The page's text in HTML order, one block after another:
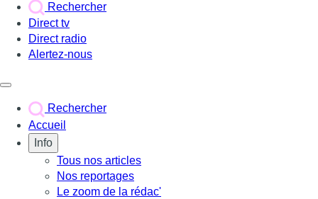
Rechercher
Direct tv
Direct radio
Alertez-nous
Rechercher
Accueil
Info
Tous nos articles
Nos reportages
Le zoom de la rédac'